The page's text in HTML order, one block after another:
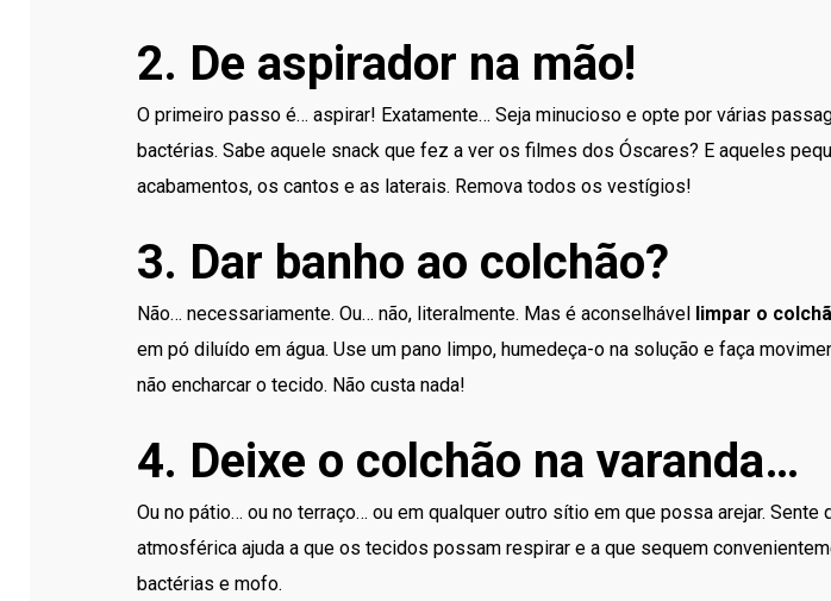
2. De aspirador na mão!
O primeiro passo é… aspirar! Exatamente… Seja minucioso e opte por várias
bactérias. Sabe aquele snack que fez a ver os filmes dos Óscares? E aqueles
acabamentos, os cantos e as laterais. Remova todos os vestígios!
3. Dar banho ao colchão?
Não… necessariamente. Ou… não, literalmente. Mas é aconselhável limpar o colchã
em pó diluído em água. Use um pano limpo, humedeça-o na solução e faça
não encharcar o tecido. Não custa nada!
4. Deixe o colchão na varanda…
Ou no pátio… ou no terraço… ou em qualquer outro sítio em que possa arejar. Sente
atmosférica ajuda a que os tecidos possam respirar e a que sequem
bactérias e mofo.